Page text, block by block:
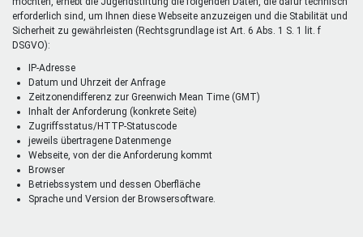
erforderlich sind, um Ihnen diese Webseite anzuzeigen und die Stabilität und
Sicherheit zu gewährleisten (Rechtsgrundlage ist Art. 6 Abs. 1 S. 1 lit. f
DSGVO):
IP-Adresse
Datum und Uhrzeit der Anfrage
Zeitzonendifferenz zur Greenwich Mean Time (GMT)
Inhalt der Anforderung (konkrete Seite)
Zugriffsstatus/HTTP-Statuscode
jeweils übertragene Datenmenge
Webseite, von der die Anforderung kommt
Browser
Betriebssystem und dessen Oberfläche
Sprache und Version der Browsersoftware.